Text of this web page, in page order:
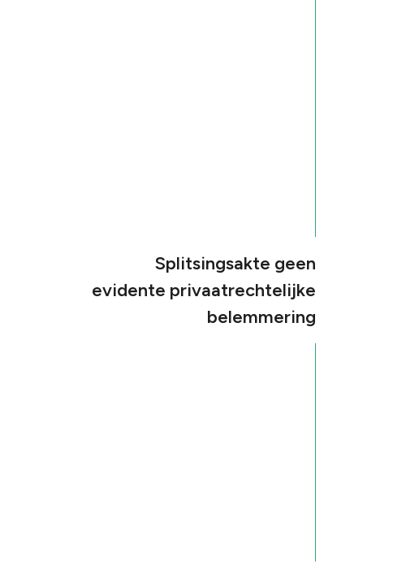
Splitsingsakte geen
evidente privaatrechtelijke
belemmering